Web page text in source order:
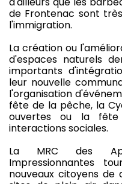
de Frontenac sont
l'immigration.
La création ou
d'espaces naturels
importants
leur nouvelle
l'organisation
fête de la pêche, la
ouvertes ou la fête
interactions sociales.
La MRC des
Impressionnantes
nouveaux citoyens